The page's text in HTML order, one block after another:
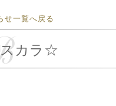
せ一覧へ戻る
スカラ☆